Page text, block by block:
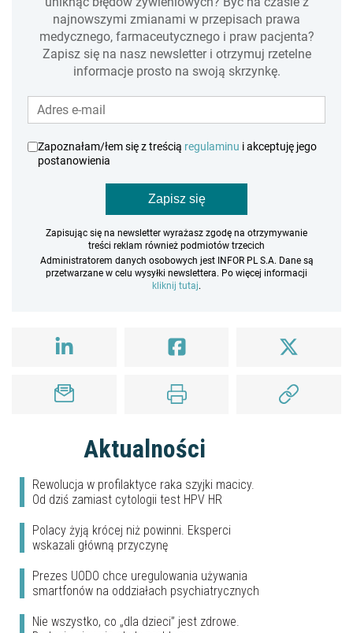
najnowszymi zmianami w przepisach prawa
medycznego, farmaceutycznego i praw pacjenta?
Zapisz się na nasz newsletter i otrzymuj rzetelne
informacje prosto na swoją skrzynkę.
Zapoznałam/łem się z treścią regulaminu i akceptuję jego
postanowienia
Zapisz się
Zapisując się na newsletter wyrażasz zgodę na otrzymywanie
treści reklam również podmiotów trzecich
Administratorem danych osobowych jest INFOR PL S.A. Dane są
przetwarzane w celu wysyłki newslettera. Po więcej informacji
kliknij tutaj.
Aktualności
Rewolucja w profilaktyce raka szyjki macicy.
Od dziś zamiast cytologii test HPV HR
Polacy żyją krócej niż powinni. Eksperci
wskazali główną przyczynę
Prezes UODO chce uregulowania używania
smartfonów na oddziałach psychiatrycznych
Nie wszystko, co „dla dzieci” jest zdrowe.